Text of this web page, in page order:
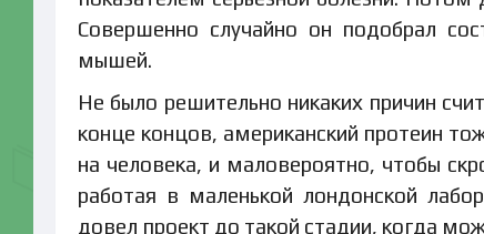
Совершенно случайно он подобрал
мышей.
Не было решительно никаких причин
конце концов, американский протеин
на человека, и маловероятно, чтобы
работая в маленькой лондонской
довел проект до такой стадии, когда